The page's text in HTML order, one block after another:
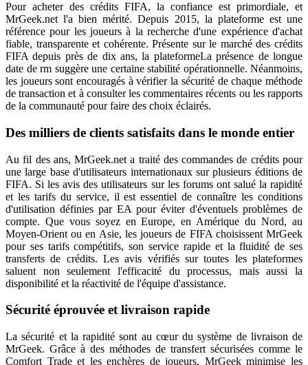
Pour acheter des crédits FIFA, la confiance est primordiale, et
MrGeek.net l'a bien mérité. Depuis 2015, la plateforme est une
référence pour les joueurs à la recherche d'une expérience d'achat
fiable, transparente et cohérente. Présente sur le marché des crédits
FIFA depuis près de dix ans, la plateformeLa présence de longue
date de rm suggère une certaine stabilité opérationnelle. Néanmoins,
les joueurs sont encouragés à vérifier la sécurité de chaque méthode
de transaction et à consulter les commentaires récents ou les rapports
de la communauté pour faire des choix éclairés.
Des milliers de clients satisfaits dans le monde entier
Au fil des ans, MrGeek.net a traité des commandes de crédits pour
une large base d'utilisateurs internationaux sur plusieurs éditions de
FIFA. Si les avis des utilisateurs sur les forums ont salué la rapidité
et les tarifs du service, il est essentiel de connaître les conditions
d'utilisation définies par EA pour éviter d'éventuels problèmes de
compte. Que vous soyez en Europe, en Amérique du Nord, au
Moyen-Orient ou en Asie, les joueurs de FIFA choisissent MrGeek
pour ses tarifs compétitifs, son service rapide et la fluidité de ses
transferts de crédits. Les avis vérifiés sur toutes les plateformes
saluent non seulement l'efficacité du processus, mais aussi la
disponibilité et la réactivité de l'équipe d'assistance.
Sécurité éprouvée et livraison rapide
La sécurité et la rapidité sont au cœur du système de livraison de
MrGeek. Grâce à des méthodes de transfert sécurisées comme le
Comfort Trade et les enchères de joueurs, MrGeek minimise les